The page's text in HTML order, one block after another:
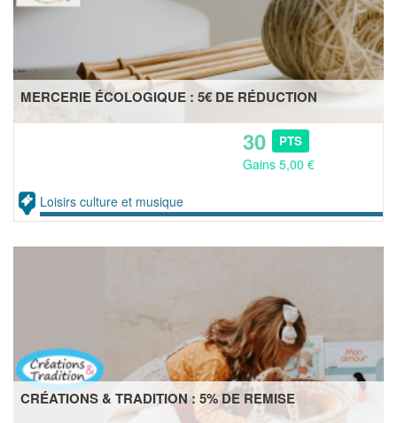
MERCERIE ÉCOLOGIQUE : 5€ DE RÉDUCTION
30 PTS
Gains 5,00 €
Loisirs culture et musique
CRÉATIONS & TRADITION : 5% DE REMISE